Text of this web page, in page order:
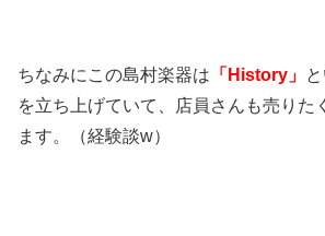
ちなみにこの島村楽器は 「History」
を立ち上げていて、店員さんも売りた
ます。（経験談w）